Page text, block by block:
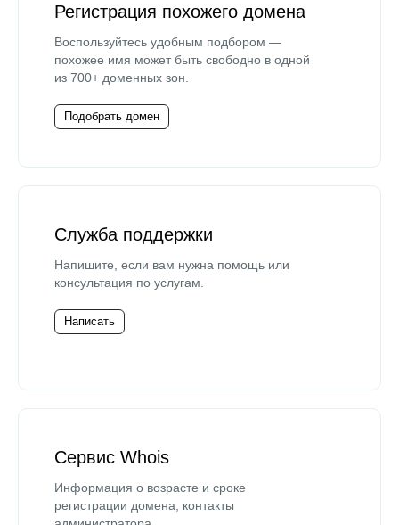
Регистрация похожего домена
Воспользуйтесь удобным подбором —
похожее имя может быть свободно в одной
из 700+ доменных зон.
Подобрать домен
Служба поддержки
Напишите, если вам нужна помощь или
консультация по услугам.
Написать
Сервис Whois
Информация о возрасте и сроке
регистрации домена, контакты